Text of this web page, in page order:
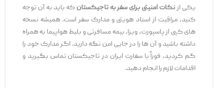
یکی از نکات امنیتی برای سفر به تاجیکستانکه باید به آن توجه
کنید، مراقبت از اسناد هویتی و مدارک سفر است. همیشه نسخه‌
های کپی از پاسپورت، ویزا، بیمه مسافرتی و بلیط هواپیما به همراه
داشته باشید و آن ‌ها را در جایی امن نگه دارید. اگر مدارک خود را
گم کردید، فوراً با سفارت ایران در تاجیکستان تماس بگیرید و
اقدامات لازم را انجام دهید.